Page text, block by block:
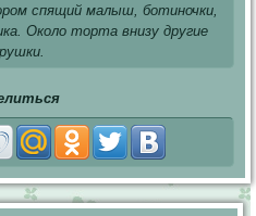
спящий малыш, ботиночки,
Около торта внизу другие